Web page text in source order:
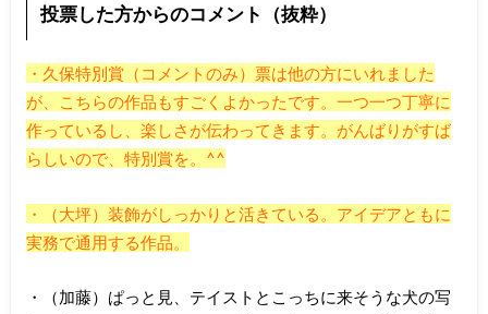
投票した方からのコメント（抜粋）
・久保特別賞（コメントのみ）票は他の方にいれました
が、こちらの作品もすごくよかったです。一つ一つ丁寧に
作っているし、楽しさが伝わってきます。がんばりがすば
らしいので、特別賞を。^^
・（大坪）装飾がしっかりと活きている。アイデアともに
実務で通用する作品。
・（加藤）ぱっと見、テイストとこっちに来そうな犬の写